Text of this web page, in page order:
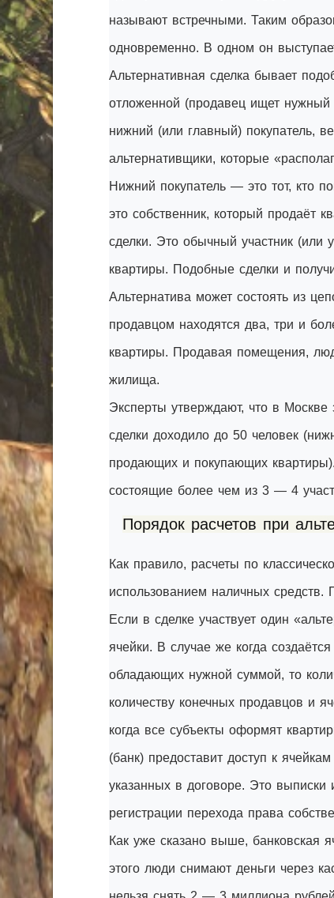
называют встречными. Таким
одновременно. В одном он
Альтернативная сделка бывает
отложенной (продавец ищет нужный
нижний (или главный) покупатель,
альтернативщики, которые
Нижний покупатель — это тот, кто
это собственник, который продаёт
сделки. Это обычный участник (или
квартиры. Подобные сделки и
Альтернатива может состоять из
продавцом находятся два, три и
квартиры. Продавая помещения,
жилища.
Эксперты утверждают, что в Москве
сделки доходило до 50 человек
продающих и покупающих
состоящие более чем из 3 — 4
Порядок расчетов при
Как правило, расчеты по
использованием наличных средств.
Если в сделке участвует один
ячейки. В случае же когда
обладающих нужной суммой, то
количеству конечных продавцов и
когда все субъекты оформят
(банк) предоставит доступ к
указанных в договоре. Это
регистрации перехода права
Как уже сказано выше, банковская
этого люди снимают деньги через